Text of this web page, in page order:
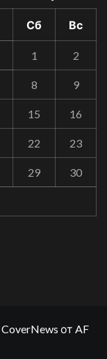
Сб Вс
1 2
8 9
15 16
22 23
29 30
CoverNews от AF